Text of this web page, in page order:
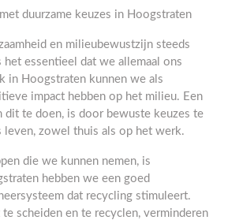
duurzame keuzes in Hoogstraten
en milieubewustzijn steeds
het essentieel dat we allemaal ons
in Hoogstraten kunnen we als
impact hebben op het milieu. Een
dit te doen, is door bewuste keuzes te
leven, zowel thuis als op het werk.
die we kunnen nemen, is
hebben we een goed
dat recycling stimuleert.
scheiden en te recyclen, verminderen